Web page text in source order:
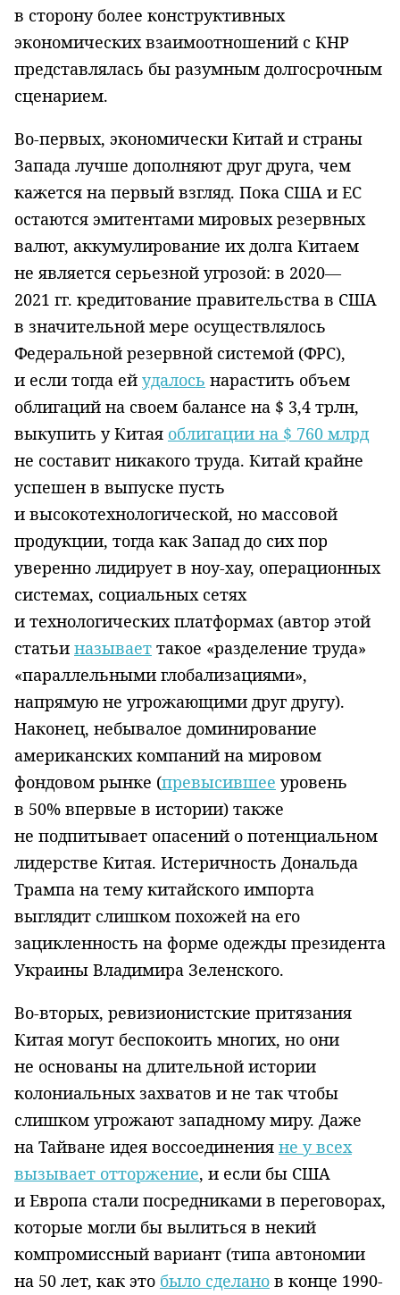
в сторону более конструктивных
экономических взаимоотношений с КНР
представлялась бы разумным долгосрочным
сценарием.
Во-первых, экономически Китай и страны
Запада лучше дополняют друг друга, чем
кажется на первый взгляд. Пока США и ЕС
остаются эмитентами мировых резервных
валют, аккумулирование их долга Китаем
не является серьезной угрозой: в 2020—
2021 гг. кредитование правительства в США
в значительной мере осуществлялось
Федеральной резервной системой (ФРС),
и если тогда ей удалось нарастить объем
облигаций на своем балансе на $ 3,4 трлн,
выкупить у Китая облигации на $ 760 млрд
не составит никакого труда. Китай крайне
успешен в выпуске пусть
и высокотехнологической, но массовой
продукции, тогда как Запад до сих пор
уверенно лидирует в ноу-хау, операционных
системах, социальных сетях
и технологических платформах (автор этой
статьи называет такое «разделение труда»
«параллельными глобализациями»,
напрямую не угрожающими друг другу).
Наконец, небывалое доминирование
американских компаний на мировом
фондовом рынке (превысившее уровень
в 50% впервые в истории) также
не подпитывает опасений о потенциальном
лидерстве Китая. Истеричность Дональда
Трампа на тему китайского импорта
выглядит слишком похожей на его
зацикленность на форме одежды президента
Украины Владимира Зеленского.
Во-вторых, ревизионистские притязания
Китая могут беспокоить многих, но они
не основаны на длительной истории
колониальных захватов и не так чтобы
слишком угрожают западному миру. Даже
на Тайване идея воссоединения не у всех
вызывает отторжение, и если бы США
и Европа стали посредниками в переговорах,
которые могли бы вылиться в некий
компромиссный вариант (типа автономии
на 50 лет, как это было сделано в конце 1990-